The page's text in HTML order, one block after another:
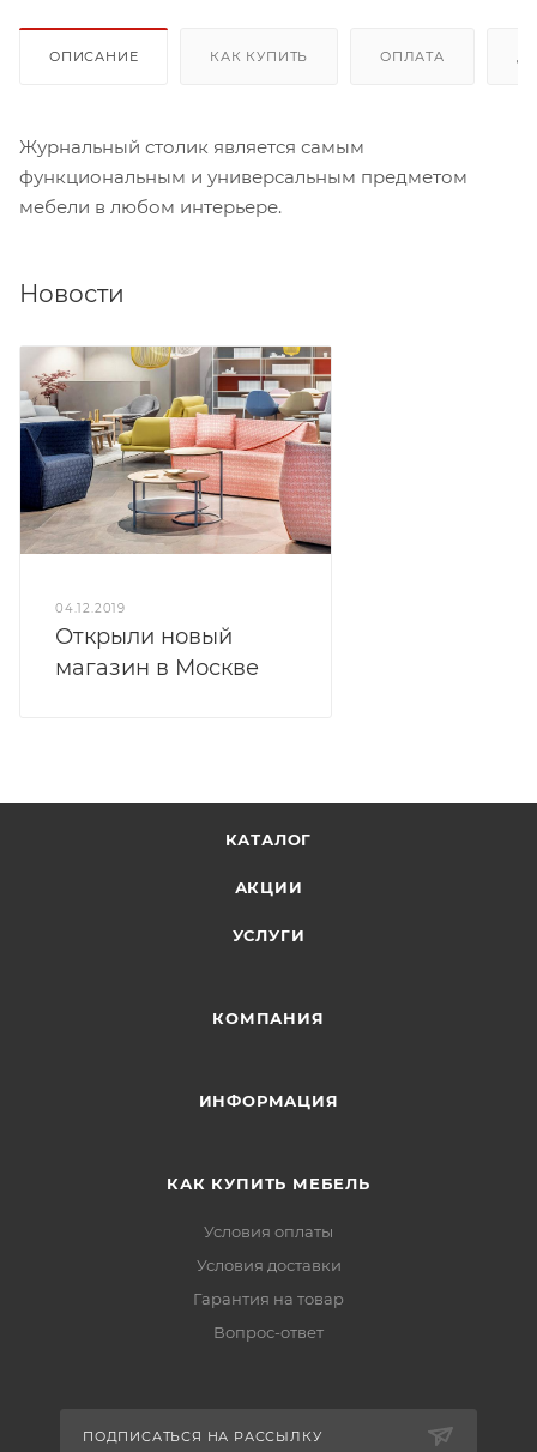
ОПИСАНИЕ КАК КУПИТЬ ОПЛАТА
Журнальный столик является самым
функциональным и универсальным предметом
мебели в любом интерьере.
Новости
04.12.2019
Открыли новый
магазин в Москве
КАТАЛОГ
АКЦИИ
УСЛУГИ
КОМПАНИЯ
ИНФОРМАЦИЯ
КАК КУПИТЬ МЕБЕЛЬ
Условия оплаты
Условия доставки
Гарантия на товар
Вопрос-ответ
ПОДПИСАТЬСЯ НА РАССЫЛКУ